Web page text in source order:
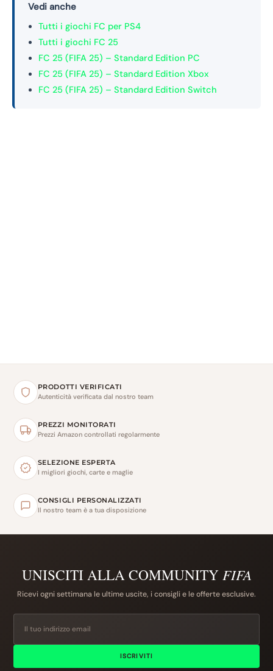
Vedi anche
Tutti i giochi FC per PS4
Tutti i giochi FC 25
FC 25 (FIFA 25) – Standard Edition PC
FC 25 (FIFA 25) – Standard Edition Xbox
FC 25 (FIFA 25) – Standard Edition Switch
PRODOTTI VERIFICATI
Autenticità verificata dal nostro team
PREZZI MONITORATI
Prezzi Amazon controllati regolarmente
SELEZIONE ESPERTA
I migliori giochi, carte e maglie
CONSIGLI PERSONALIZZATI
Il nostro team è a tua disposizione
UNISCITI ALLA COMMUNITY FIFA
Ricevi ogni settimana le ultime uscite, i consigli e le offerte esclusive.
ISCRIVITI